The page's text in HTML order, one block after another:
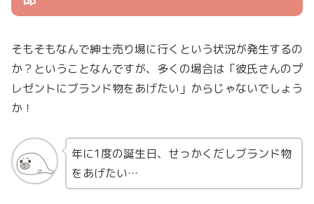
そもそもなんで紳士売り場に行くという状況が発生するの
か？ということなんですが、多くの場合は「彼氏さんのプ
レゼントにブランド物をあげたい」からじゃないでしょう
か！
年に1度の誕生日、せっかくだしブランド物
をあげたい…